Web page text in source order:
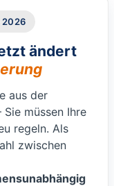
2026
ändert
aus der
müssen Ihre
regeln. Als
zwischen